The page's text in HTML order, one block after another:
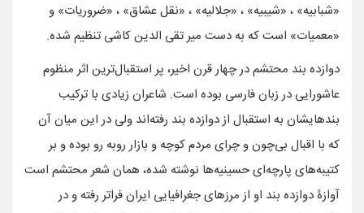
«شبابیه» ، «شیبیه» ، «جلالیه» ، «نقل عشاق» ، «ضروریات» و
«معمیات» است که به دست میر تقی الدین کاشی تنظیم شده.
دوازده بند محتشم در چهار قرن اخیر، پر استقبال‌ترین اثر منظوم
عاشورایی در زبان فارسی بوده است. شاعران زیادی با ترکیب
بندهایشان به استقبال از دوازده بند رفته‌اند ولی در این میان آن
که با اقبال بی‌چون و چرای مردم کوچه و بازار روبه رو بوده و بر
کتیبه‌های پارچه‌ای حسینیه‌ها نوشته شده، همان شعر محتشم است
آوازۀ دوازده بند او از مرزهای جغرافیایی ایران فراتر رفته و در